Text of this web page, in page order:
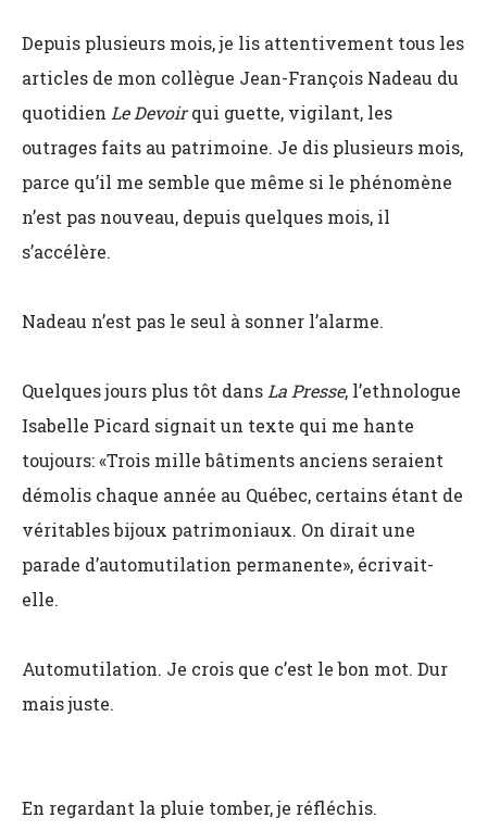
Depuis plusieurs mois, je lis attentivement tous les
articles de mon collègue Jean-François Nadeau du
quotidien Le Devoirqui guette, vigilant, les
outrages faits au patrimoine. Je dis plusieurs mois,
parce qu’il me semble que même si le phénomène
n’est pas nouveau, depuis quelques mois, il
s’accélère.
Nadeau n’est pas le seul à sonner l’alarme.
Quelques jours plus tôt dans La Presse, l’ethnologue
Isabelle Picard signait un texte qui me hante
toujours: «Trois mille bâtiments anciens seraient
démolis chaque année au Québec, certains étant de
véritables bijoux patrimoniaux. On dirait une
parade d’automutilation permanente», écrivait-
elle.
Automutilation. Je crois que c’est le bon mot. Dur
mais juste.
En regardant la pluie tomber, je réfléchis.